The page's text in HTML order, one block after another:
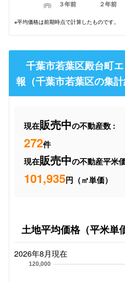
３年前 ２年前
(円)
※平均価格は前期時点で計算したものです。
千葉市若葉区殿台町
報（千葉市若葉区の集計
現在販売中の不動産数 :
272件
現在販売中の不動産平米
101,935円（㎡単価）
土地平均価格（平米単
2026年8月現在
120,000